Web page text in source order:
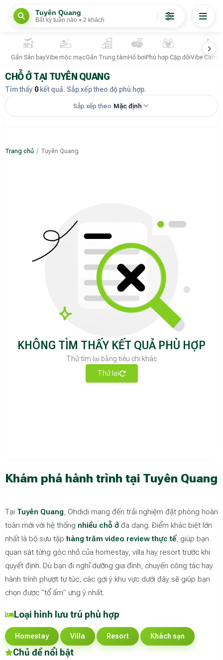
Tuyên Quang
Bất kỳ tuần nào • 2 khách
Gần Sân bayVibe mộc mạcGần Trung tâm Hồ bơi Phù hợp Cặp đôiVibe
CHỖ Ở TẠI TUYÊN QUANG
Tìm thấy 0 kết quả. Sắp xếp theo độ phù hợp.
Sắp xếp theo Mặc định
Trang chủ / Tuyên Quang
KHÔNG TÌM THẤY KẾT QUẢ PHÙ HỢP
Thử tìm lại bằng tiêu chi khác
Thử lại
Khám phá hành trình tại Tuyên Quang
Tại Tuyên Quang, Ohdidi mang đến trải nghiệm đặt phòng hoàn
toàn mới với hệ thống nhiều chỗ ở đa dạng. Điểm khác biệt lớn
nhất là bộ sưu tập hàng trăm video review thực tế, giúp bạn
quan sát từng góc nhỏ của homestay, villa hay resort trước khi
quyết định. Dù bạn đi nghỉ dưỡng gia đình, chuyến công tác hay
hành trình phượt tự túc, các gợi ý khu vực dưới đây sẽ giúp bạn
chọn được "tổ ấm" ưng ý nhất.
Loại hình lưu trú phù hợp
Homestay Villa Resort Khách sạn
Chủ đề nổi bật